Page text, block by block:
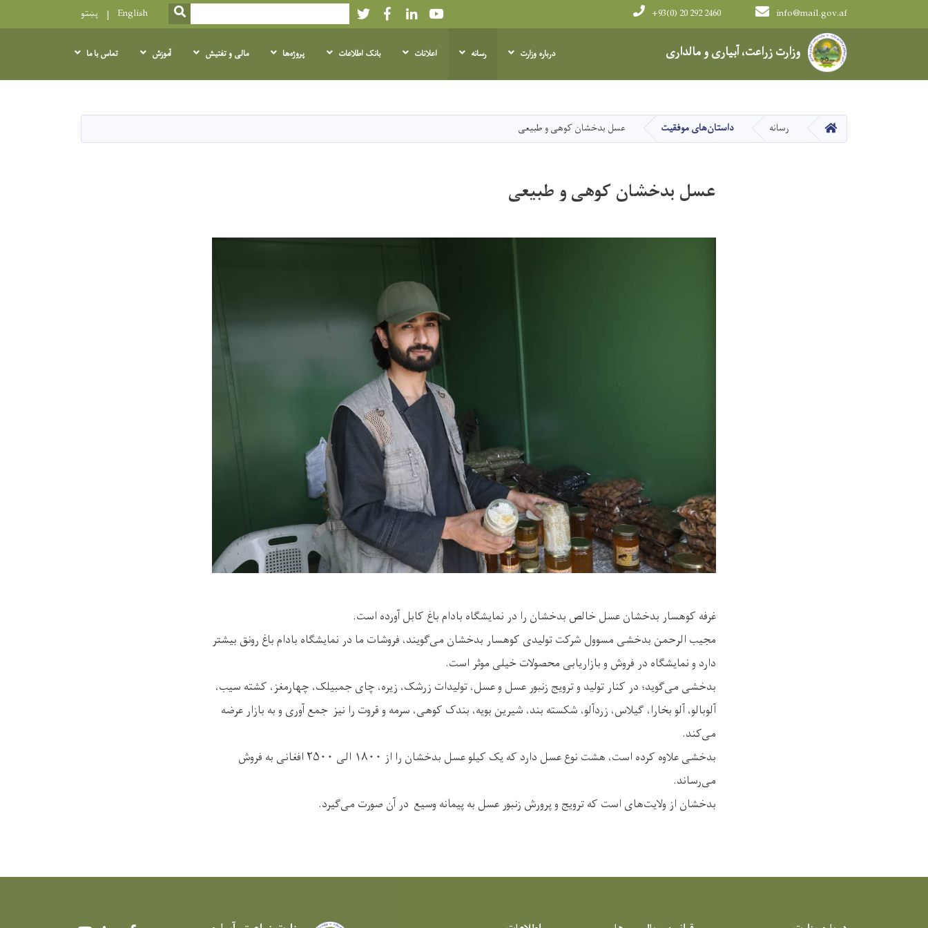
content
وزارت زراعت، آبیاری و مالداری
info@mail.gov.af
+93(0) 20 292 2460
Youtube
LinkedIn
Facebook
Twitter
Search
SEARCH
English پښتو
Main navigation
درباره وزارت رسانه اعلانات بانک اطلاعات پروژه‌ها مالی و تفتیش آموزش تماس با ما
HOME رسانه داستان‌های موفقیت عسل بدخشان کوهی و طبیعی
عسل بدخشان کوهی و طبیعی
غرفه کوهسار بدخشان عسل خالص بدخشان را در نمایشگاه بادام باغ کابل آورده است.
مجیب الرحمن بدخشی مسوول شرکت تولیدی کوهسار بدخشان می‌گویند، فروشات ما در نمایشگاه بادام باغ رونق بیشتر
دارد و نمایشگاه در فروش و بازاریابی محصولات خیلی موثر است.
بدخشی می‌گوید؛ در کنار تولید و ترویج زنبور عسل و عسل، تولیدات زرشک، زیره، چای جمبیلک، چهارمغز، کشته سیب،
آلوبالو، آلو بخارا، گیلاس، زردآلو، شکسته بند، شیرین بویه، بندک کوهی، سرمه و قروت را نیز جمع آوری و به بازار عرضه
می‌کند.
بدخشی علاوه کرده است، هشت نوع عسل دارد که یک کیلو عسل بدخشان را از ۱۸۰۰ الی ۲۵۰۰ افغانی به فروش
می‌رساند.
بدخشان از ولایت‌های است که ترویج و پرورش زنبور عسل به پیمانه وسیع در آن صورت می‌گیرد.